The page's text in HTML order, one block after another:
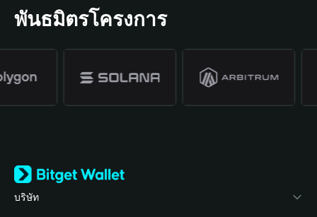
พันธมิตรโครงการ
บริษัท